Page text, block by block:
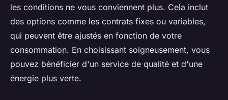
les conditions ne vous conviennent plus. Cela inclut
des options comme les contrats fixes ou variables,
qui peuvent être ajustés en fonction de votre
consommation. En choisissant soigneusement, vous
pouvez bénéficier d'un service de qualité et d'une
énergie plus verte.